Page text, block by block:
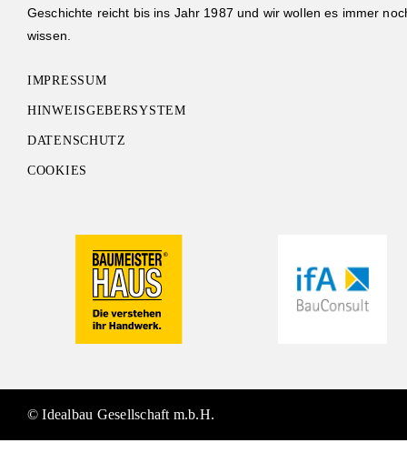
Geschichte reicht bis ins Jahr 1987 und wir wollen es immer
wissen.
IMPRESSUM
HINWEISGEBERSYSTEM
DATENSCHUTZ
COOKIES
© Idealbau Gesellschaft m.b.H.